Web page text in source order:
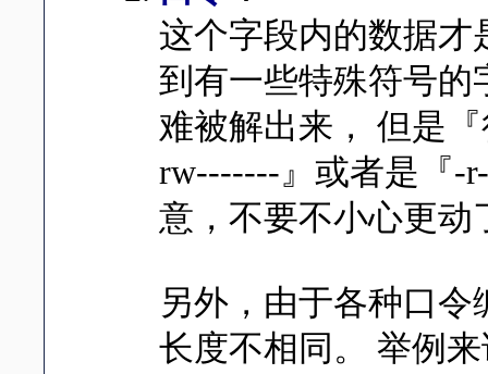
这个字段内的数据才
到有一些特殊符号的
难被解出来， 但是
rw-------』或者是『-
意，不要不小心更动
另外，由于各种口
长度不相同。 举例